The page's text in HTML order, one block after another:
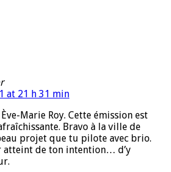
at 21 h 31 min
Marie Roy. Cette émission est
Bravo à la ville de
projet que tu pilote avec brio.
atteint de ton intention… d’y